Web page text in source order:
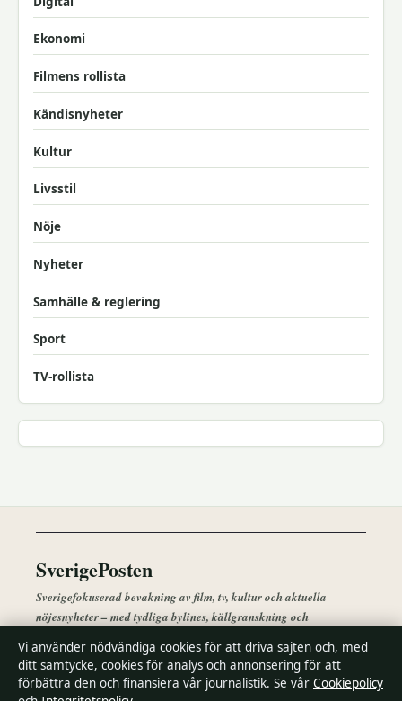
Ekonomi
Filmens rollista
Kändisnyheter
Kultur
Livsstil
Nöje
Nyheter
Samhälle & reglering
Sport
TV-rollista
SverigePosten
Sverigefokuserad bevakning av film, tv, kultur och aktuella
nöjesnyheter – med tydliga bylines, källgranskning och
Lagunen Media OÜ
Tornimäe 5, Kesklinn
Vi använder nödvändiga cookies för att driva sajten och, med
ditt samtycke, cookies för analys och annonsering för att
förbättra den och finansiera vår journalistik. Se vår Cookiepolicy